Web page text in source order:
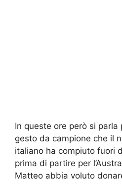
In queste ore però si
gesto da campione che il
italiano ha compiuto fuori
prima di partire per
Matteo abbia voluto